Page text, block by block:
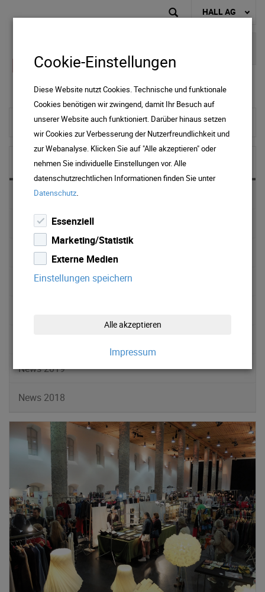
HALL AG
zur Startseite
NEWS & MEDIA
News 2025
News 2024
News 2023
News 2022
News 2019
News 2018
Cookie-Einstellungen
Diese Website nutzt Cookies. Technische und funktionale
Cookies benötigen wir zwingend, damit Ihr Besuch auf
unserer Website auch funktioniert. Darüber hinaus setzen
wir Cookies zur Verbesserung der Nutzerfreundlichkeit und
zur Webanalyse. Klicken Sie auf "Alle akzeptieren" oder
nehmen Sie individuelle Einstellungen vor. Alle
datenschutzrechtlichen Informationen finden Sie unter
Datenschutz.
Essenziell
Marketing/Statistik
Externe Medien
Einstellungen speichern
Alle akzeptieren
Impressum